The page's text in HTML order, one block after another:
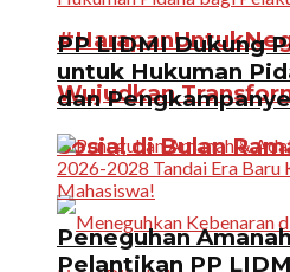
Wujudkan
Sosial di Bulan
PP LIDMI Dukung
untuk Hukuman
dan
Peneguhan
Pelantikan PP